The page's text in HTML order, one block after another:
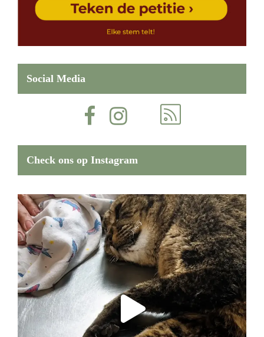
Social Media
Check ons op Instagram